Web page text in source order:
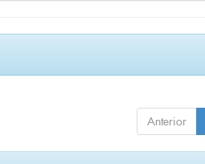
Anterior